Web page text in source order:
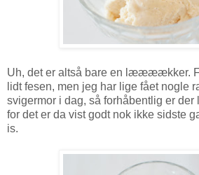
Uh, det er altså bare en læææækker.
lidt fesen, men jeg har lige fået nogle
svigermor i dag, så forhåbentlig er der
for det er da vist godt nok ikke sidste
is.